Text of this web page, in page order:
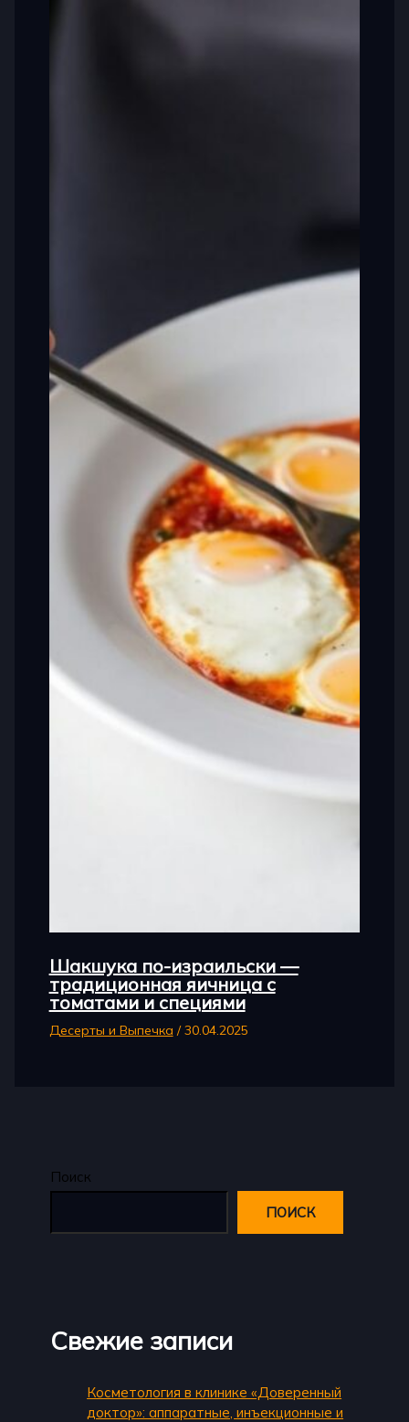
Шакшука по-израильски —
традиционная яичница с
томатами и специями
Десерты и Выпечка /30.04.2025
Поиск
ПОИСК
Свежие записи
Косметология в клинике «Доверенный
доктор»: аппаратные, инъекционные и